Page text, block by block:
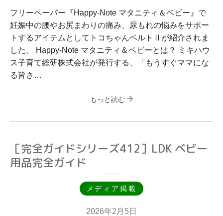
フリーペーパー『Happy-Note マタニティ＆ベビー』で
妊娠中の腰やお尻まわりの痛み、尿もれの悩みをサポー
トするアイテムとしてトコちゃんベルトⅡが紹介されま
した。 Happy-Note マタニティ＆ベビーとは？ ミキハウ
ス子育て総研株式会社が発行する、「もうすぐママにな
る皆さ…
もっと読む
［完全ガイドシリーズ412］LDK ベビー
用品完全ガイド
メディア掲載
2026年2月5日